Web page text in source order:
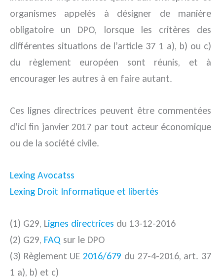
organismes appelés à désigner de manière
obligatoire un DPO, lorsque les critères des
différentes situations de l’article 37 1 a), b) ou c)
du règlement européen sont réunis, et à
encourager les autres à en faire autant.
Ces lignes directrices peuvent être commentées
d’ici fin janvier 2017 par tout acteur économique
ou de la société civile.
Lexing Avocatss
Lexing Droit Informatique et libertés
(1) G29, Lignes directrices du 13-12-2016
(2) G29, FAQ sur le DPO
(3) Règlement UE2016/679 du 27-4-2016, art. 37
1 a), b) et c)